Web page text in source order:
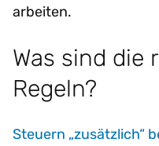
arbeiten.
Was sind die
Regeln?
Steuern „zusätzlich“